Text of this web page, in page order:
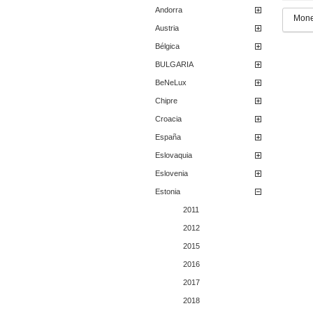
Andorra
Austria
Bélgica
BULGARIA
BeNeLux
Chipre
Croacia
España
Eslovaquia
Eslovenia
Estonia
2011
2012
2015
2016
2017
2018